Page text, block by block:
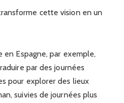
cette vision en un
en Espagne, par exemple,
par des journées
pour explorer des lieux
suivies de journées plus